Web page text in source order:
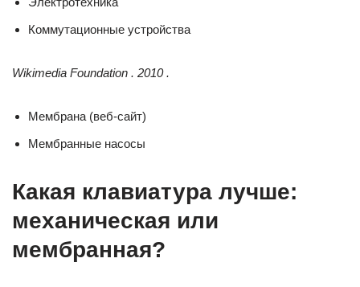
Коммутационные устройства
Wikimedia Foundation . 2010 .
Мембрана (веб-сайт)
Мембранные насосы
Какая клавиатура лучше:
механическая или
мембранная?